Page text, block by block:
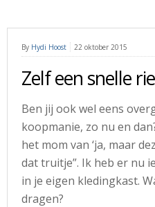
By Hydi Hoost 22 oktober 2015
Zelf een snelle
Ben jij ook wel eens
koopmanie, zo nu en
het mom van ‘ja, maar
dat truitje”. Ik heb er nu
in je eigen kledingkast.
dragen?